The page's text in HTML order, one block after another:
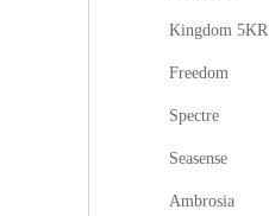
Kingdom 5KR
Freedom
Spectre
Seasense
Ambrosia